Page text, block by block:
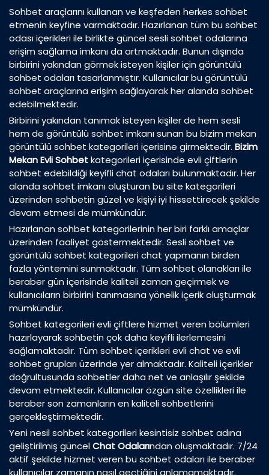
Sohbet araçlarını kullanan ve keşfeden herkes sohbet
etmenin keyfine varmaktadır. Hazırlanan tüm bu sohbet
odası içerikleri ile birlikte güncel sesli sohbet odalarına
erişim sağlama imkanı da artmaktadır. Bunun dışında
birbirini yakından görmek isteyen kişiler için görüntülü
sohbet odaları tasarlanmıştır. Kullanıcılar bu görüntülü
sohbet araçlarına erişim sağlayarak her alanda sohbet
edebilmektedir.
Birbirini yakından tanımak isteyen kişiler de hem sesli
hem de görüntülü sohbet imkanı sunan bu bizim mekan
görüntülü sohbet kategorileri içerisine girmektedir. Bizim
Mekan Evli Sohbetkategorileri içerisinde evli çiftlerin
sohbet edebildiği keyifli chat odaları bulunmaktadır. Her
alanda sohbet imkanı oluşturan bu site kategorileri
üzerinden sohbetin güzel ve kişiyi iyi hissettirecek şekilde
devam etmesi de mümkündür.
Hazırlanan sohbet kategorilerinin her biri farklı amaçlar
üzerinden faaliyet göstermektedir. Sesli sohbet ve
görüntülü sohbet kategorileri chat yapmanın birden
fazla yöntemini sunmaktadır. Tüm sohbet olanakları ile
beraber gün içerisinde kaliteli zaman geçirmek ve
kullanıcıların birbirini tanımasına yönelik içerik oluşturmak
mümkündür.
Sohbet kategorileri evli çiftlere hizmet veren bölümleri
hazırlayarak sohbetin çok daha keyifli ilerlemesini
sağlamaktadır. Tüm sohbet içerikleri evli chat ve evli
sohbet grupları üzerinde yer almaktadır. Kaliteli içerikler
doğrultusunda sohbetler daha net ve anlaşılır şekilde
devam etmektedir. Kullanıcılar özgün site özellikleri ile
beraber son zamanların en kaliteli sohbetlerini
gerçekleştirmektedir.
Yeni nesil sohbet kategorileri kesintisiz sohbet adına
geliştirilmiş güncelChat Odalarından oluşmaktadır. 7/24
aktif şekilde hizmet veren bu sohbet odaları ile beraber
kullanıcılar zamanın nasıl geçtiğini anlamamaktadır.